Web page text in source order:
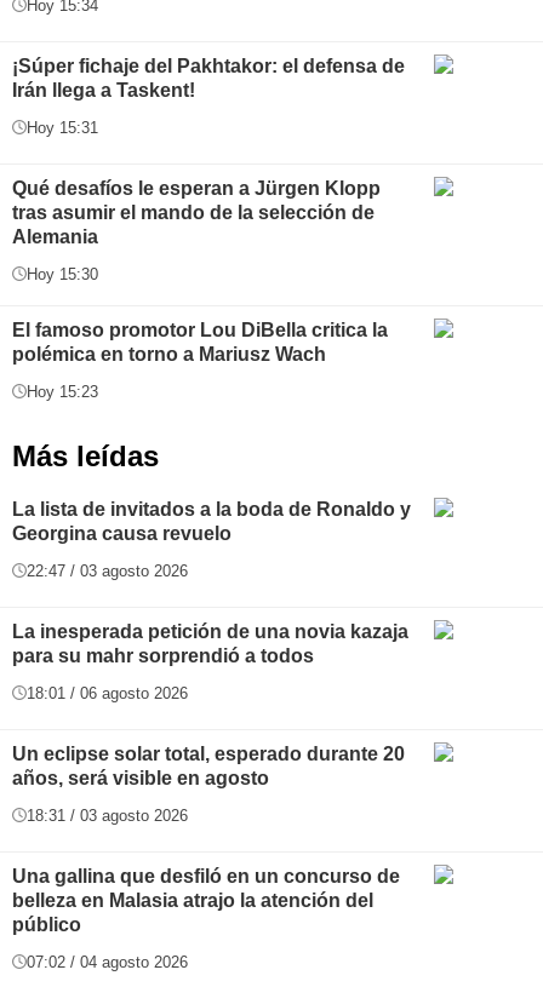
Hoy 15:34
¡Súper fichaje del Pakhtakor: el defensa de
Irán llega a Taskent!
Hoy 15:31
Qué desafíos le esperan a Jürgen Klopp
tras asumir el mando de la selección de
Alemania
Hoy 15:30
El famoso promotor Lou DiBella critica la
polémica en torno a Mariusz Wach
Hoy 15:23
Más leídas
La lista de invitados a la boda de Ronaldo y
Georgina causa revuelo
22:47 / 03 agosto 2026
La inesperada petición de una novia kazaja
para su mahr sorprendió a todos
18:01 / 06 agosto 2026
Un eclipse solar total, esperado durante 20
años, será visible en agosto
18:31 / 03 agosto 2026
Una gallina que desfiló en un concurso de
belleza en Malasia atrajo la atención del
público
07:02 / 04 agosto 2026